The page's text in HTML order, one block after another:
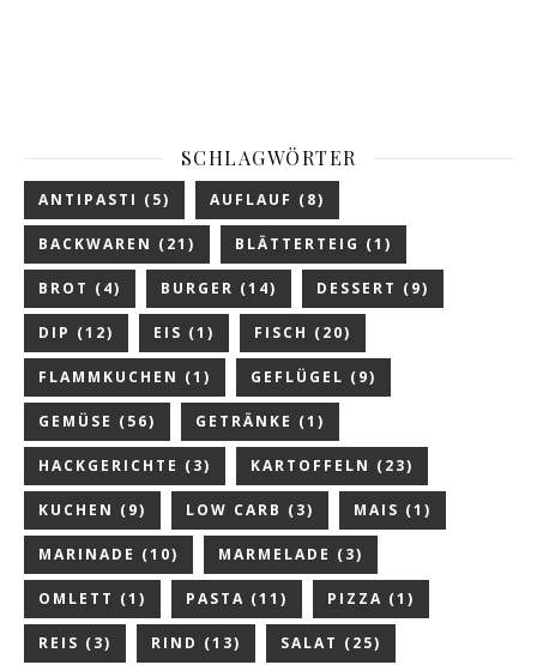
SCHLAGWÖRTER
ANTIPASTI (5) AUFLAUF (8)
BACKWAREN (21) BLÄTTERTEIG (1)
BROT (4) BURGER (14) DESSERT (9)
DIP (12) EIS (1) FISCH (20)
FLAMMKUCHEN (1) GEFLÜGEL (9)
GEMÜSE (56) GETRÄNKE (1)
HACKGERICHTE (3) KARTOFFELN (23)
KUCHEN (9) LOW CARB (3) MAIS (1)
MARINADE (10) MARMELADE (3)
OMLETT (1) PASTA (11) PIZZA (1)
REIS (3) RIND (13) SALAT (25)